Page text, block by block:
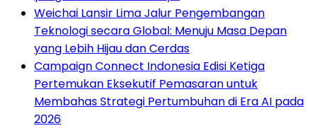
Weichai Lansir Lima Jalur Pengembangan
Teknologi secara Global: Menuju Masa Depan
yang Lebih Hijau dan Cerdas
Campaign Connect Indonesia Edisi Ketiga
Pertemukan Eksekutif Pemasaran untuk
Membahas Strategi Pertumbuhan di Era AI pada
2026